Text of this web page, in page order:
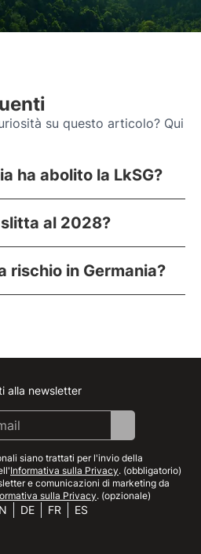
su questo articolo? Qui
ha abolito la LkSG?
slitta al 2028?
rischio in Germania?
Instagram
Facebook
Linkedin
Youtube
alla newsletter
siano trattati per l'invio della
Informativa sulla Privacy. (obbligatorio)
e comunicazioni di marketing da
sulla Privacy. (opzionale)
DE FR ES